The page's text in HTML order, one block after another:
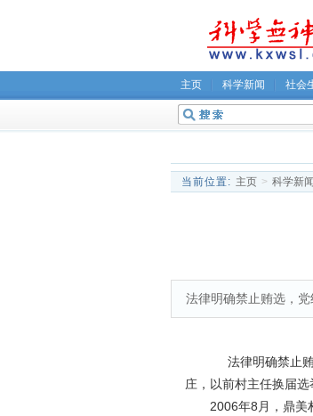
主页 科学新闻 社会
无神论坛
当前位置: 主页 > 科学新闻
法律明确禁止贿选，
法律明确禁止贿
庄，以前村主任换届选
2006年8月，鼎美村